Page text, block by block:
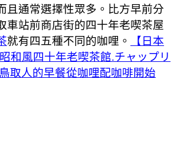
且通常選擇性眾多。比方早前分
車站前商店街的四十年老喫茶屋
就有四五種不同的咖哩。
【日本
和風四十年老喫茶館.チャップリ
取人的早餐從咖哩配咖啡開始